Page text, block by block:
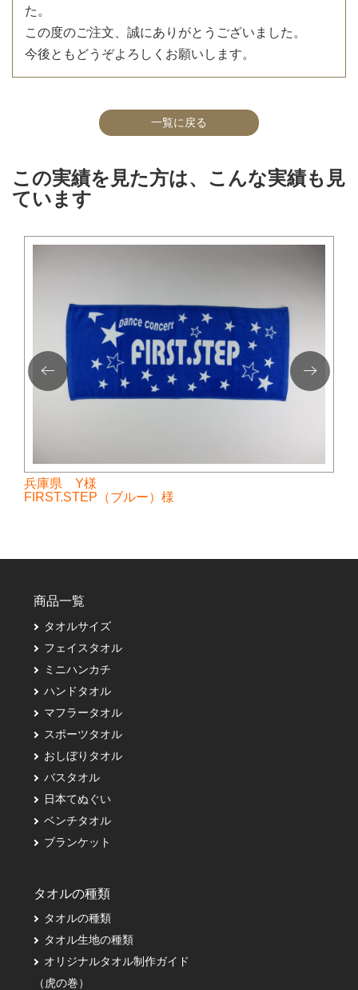
た。
この度のご注文、誠にありがとうございました。
今後ともどうぞよろしくお願いします。
一覧に戻る
この実績を見た方は、こんな実績も見
ています
兵庫県 Y様
FIRST.STEP（ブルー）様
商品一覧
タオルサイズ
フェイスタオル
ミニハンカチ
ハンドタオル
マフラータオル
スポーツタオル
おしぼりタオル
バスタオル
日本てぬぐい
ベンチタオル
ブランケット
タオルの種類
タオルの種類
タオル生地の種類
オリジナルタオル制作ガイド
（虎の巻）